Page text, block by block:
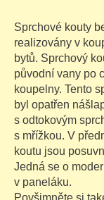
Sprchové kouty
realizovány v
bytů. Sprchový
původní vany po
koupelny. Tento
byl opatřen
s odtokovým
s mřížkou. V
koutu jsou
Jedná se o
v paneláku.
Povšimněte si